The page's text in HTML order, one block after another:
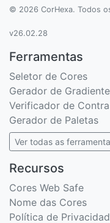
© 2026 CorHexa. Todos
v26.02.28
Ferramentas
Seletor de Cores
Gerador de
Verificador de
Gerador de Paletas
Ver todas as
Recursos
Cores Web Safe
Nome das Cores
Política de